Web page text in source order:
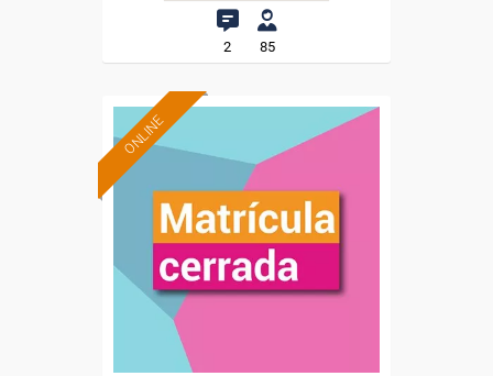
2 85
ONLINE